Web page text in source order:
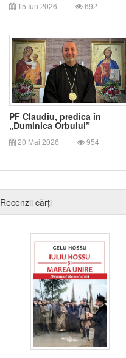
15 Iun 2026 692
PF Claudiu, predica în
„Duminica Orbului”
20 Mai 2026 954
Recenzii cărți